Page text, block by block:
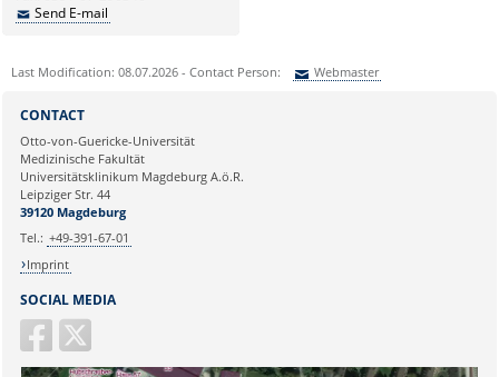
Send E-mail
Last Modification: 08.07.2026 - Contact Person: Webmaster
Ihre E-Mailadresse:
Ihr Anliegen:
SOCIAL MEDIA
CONTACT
Otto-von-Guericke-Universität
Medizinische Fakultät
Universitätsklinikum Magdeburg A.ö.R.
Leipziger Str. 44
39120 Magdeburg
Tel.: +49-391-67-01
Imprint